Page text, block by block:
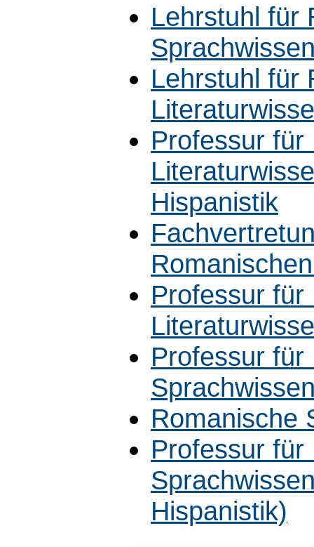
Lehrstuhl für
Lehrstuhl für
Professur für
Hispanistik
Professur für
Professur für
Romanische
Professur für
Hispanistik)